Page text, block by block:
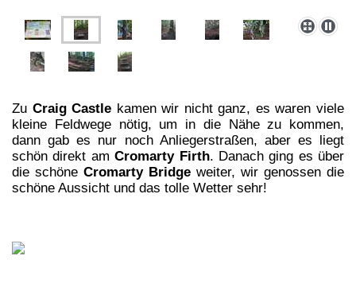
Zu Craig Castle kamen wir nicht ganz, es waren viele
kleine Feldwege nötig, um in die Nähe zu kommen,
dann gab es nur noch Anliegerstraßen, aber es liegt
schön direkt amCromarty Firth. Danach ging es über
die schöne Cromarty Bridge weiter, wir genossen die
schöne Aussicht und das tolle Wetter sehr!